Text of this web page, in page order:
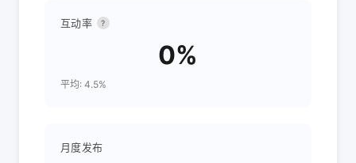
互动率 ?
0%
平均: 4.5%
月度发布